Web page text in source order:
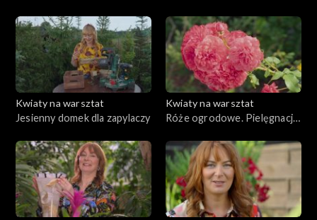
Kwiaty na warsztat
Jesienny domek dla zapylaczy
Kwiaty na warsztat
Róże ogrodowe. Pielęgnacja